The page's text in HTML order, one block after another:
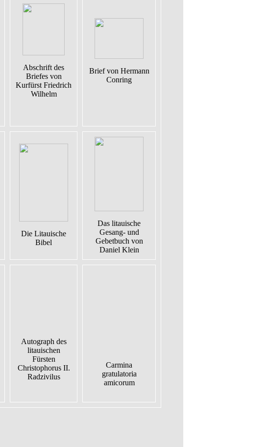
Abschrift des
Briefes von
Kurfürst Friedrich
Wilhelm
Brief von Hermann
Conring
Die Litauische
Bibel
Das litauische
Gesang- und
Gebetbuch von
Daniel Klein
Autograph des
litauischen
Fürsten
Christophorus II.
Radzivilus
Carmina
gratulatoria
amicorum